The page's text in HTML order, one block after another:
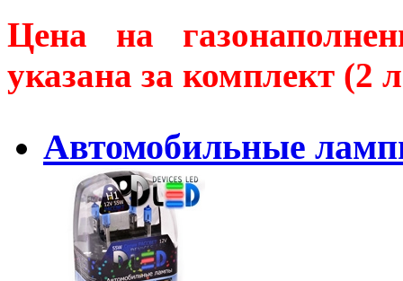
Цена на
указана за комплект (2
Автомобильные